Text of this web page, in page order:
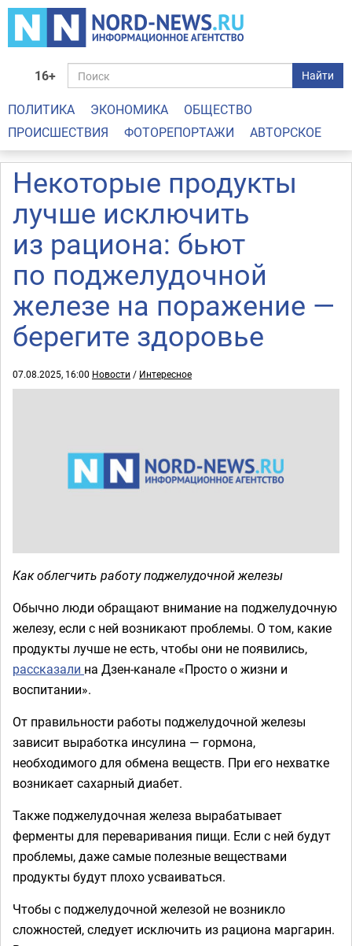
16+ Найти
ПОЛИТИКА ЭКОНОМИКА
ОБЩЕСТВО
ПРОИСШЕСТВИЯ
ФОТОРЕПОРТАЖИ АВТОРСКОЕ
Некоторые продукты
лучше исключить
из рациона: бьют
по поджелудочной
железе на поражение —
берегите здоровье
07.08.2025, 16:00 Новости / Интересное
Как облегчить работу поджелудочной железы
Обычно люди обращают внимание на поджелудочную
железу, если с ней возникают проблемы. О том, какие
продукты лучше не есть, чтобы они не появились,
рассказали на Дзен-канале «Просто о жизни и
воспитании».
От правильности работы поджелудочной железы
зависит выработка инсулина — гормона,
необходимого для обмена веществ. При его нехватке
возникает сахарный диабет.
Также поджелудочная железа вырабатывает
ферменты для переваривания пищи. Если с ней будут
проблемы, даже самые полезные веществами
продукты будут плохо усваиваться.
Чтобы с поджелудочной железой не возникло
сложностей, следует исключить из рациона маргарин.